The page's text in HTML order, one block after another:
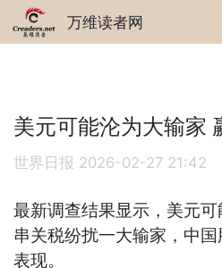
万维读者网
美元可能沦为大输家
世界日报 2026-02-27 21:42
最新调查结果显示，美元
串关税纷扰一大输家，中
表现。